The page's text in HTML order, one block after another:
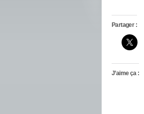
Partager :
J’aime ça :